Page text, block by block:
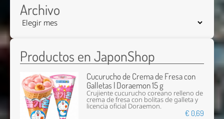
Archivo
Productos en JaponShop
Cucurucho de Crema de Fresa con
Galletas | Doraemon 15 g
Crujiente cucurucho coreano relleno de
crema de fresa con bolitas de galleta y
licencia oficial Doraemon.
€ 0,69